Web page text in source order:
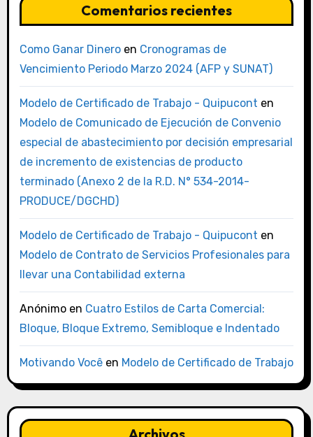
Comentarios recientes
Como Ganar Dineroen Cronogramas de
Vencimiento Periodo Marzo 2024 (AFP y SUNAT)
Modelo de Certificado de Trabajo - Quipucont en
Modelo de Comunicado de Ejecución de Convenio
especial de abastecimiento por decisión empresarial
de incremento de existencias de producto
terminado (Anexo 2 de la R.D. N° 534-2014-
PRODUCE/DGCHD)
Modelo de Certificado de Trabajo - Quipucont en
Modelo de Contrato de Servicios Profesionales para
llevar una Contabilidad externa
Anónimoen Cuatro Estilos de Carta Comercial:
Bloque, Bloque Extremo, Semibloque e Indentado
Motivando Vocêen Modelo de Certificado de Trabajo